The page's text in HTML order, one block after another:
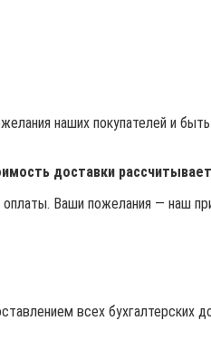
наших покупателей и
доставки
Ваши пожелания — наш
всех бухгалтерских